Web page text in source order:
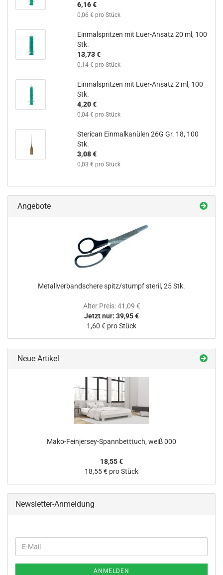
6,16 €
0,06 € pro Stück
Einmalspritzen mit Luer-Ansatz 20 ml, 100
Stk.
13,73 €
0,14 € pro Stück
Einmalspritzen mit Luer-Ansatz 2 ml, 100
Stk.
4,20 €
0,04 € pro Stück
Sterican Einmalkanülen 26G Gr. 18, 100
Stk.
3,08 €
0,03 € pro Stück
Angebote
Metallverbandschere spitz/stumpf steril, 25 Stk.
Alter Preis: 41,09 €
Jetzt nur: 39,95 €
1,60 € pro Stück
Neue Artikel
Mako-Feinjersey-Spannbetttuch, weiß 000
18,55 €
18,55 € pro Stück
Newsletter-Anmeldung
ZUR
E-
Mail
ANMELDEN